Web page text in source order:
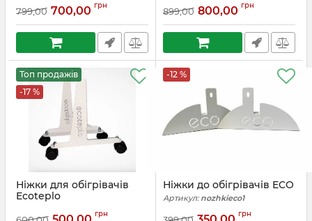
799,00 700,00 грн 899,00 800,00 грн
Топ продажів
-17 %
Ніжки для обігрівачів
Ecoteplo
грн
-12 %
Ніжки до обігрівачів ECO
Артикул: nozhkieco1
грн